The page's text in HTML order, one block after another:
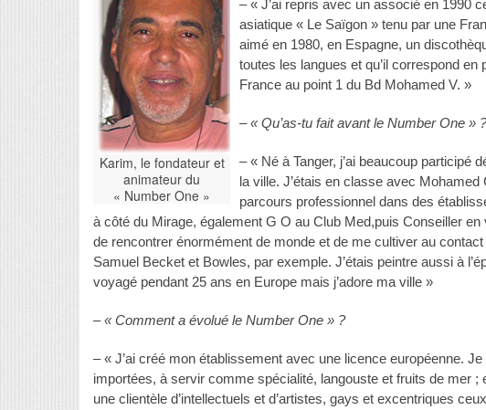
Karim, le fondateur et
animateur du
« Number One »
– « J’ai repris avec un associé en 1990
asiatique « Le Saïgon » tenu par une
aimé en 1980, en Espagne, un
toutes les langues et qu’il correspond
France au point 1 du Bd Mohamed V. »
– « Qu’as-tu fait avant le Number One » ?
– « Né à Tanger, j’ai beaucoup participé
la ville. J’étais en classe avec
parcours professionnel dans des
à côté du Mirage, également G O au Club Med,puis Conseiller
de rencontrer énormément de monde et de me cultiver au
Samuel Becket et Bowles, par exemple. J’étais peintre aussi à
voyagé pendant 25 ans en Europe mais j’adore ma ville »
– « Comment a évolué le Number One » ?
– « J’ai créé mon établissement avec une licence européenne.
importées, à servir comme spécialité, langouste et fruits de mer ;
une clientèle d’intellectuels et d’artistes, gays et excentriques